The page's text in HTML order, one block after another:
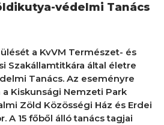
védelmi Tanács
a KvVM Természet- és
Szakállamtitkára által életre
Tanács. Az eseményre
Kiskunsági Nemzeti Park
Zöld Közösségi Ház és Erdei
A 15 főből álló tanács tagjai